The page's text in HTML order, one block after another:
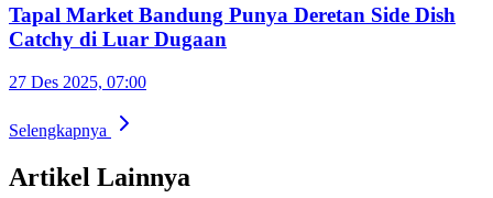
Tapal Market Bandung Punya Deretan Side Dish
Catchy di Luar Dugaan
27 Des 2025, 07:00
Selengkapnya
Artikel Lainnya